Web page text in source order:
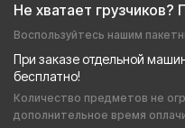
Не хватает грузчиков?
Воспользуйтесь нашим
При заказе отдельной
бесплатно!
Количество предметов не
дополнительное время